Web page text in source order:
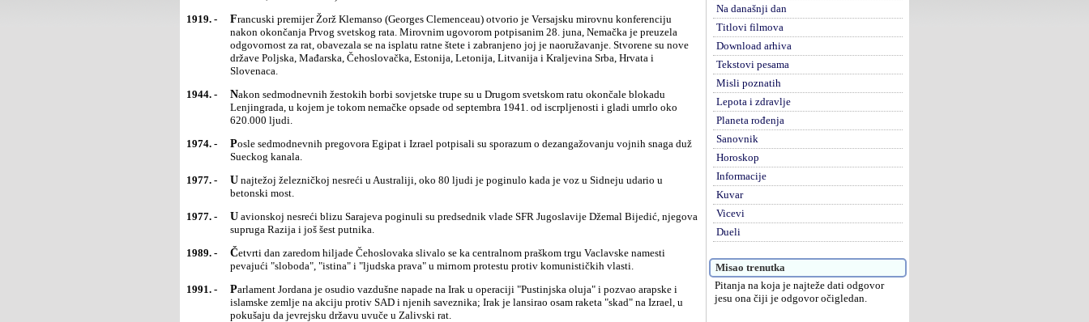
1919. -
Francuski premijer Žorž Klemanso (Georges Clemenceau) otvorio je Versajsku mirovnu konferenciju
nakon okončanja Prvog svetskog rata. Mirovnim ugovorom potpisanim 28. juna, Nemačka je preuzela
odgovornost za rat, obavezala se na isplatu ratne štete i zabranjeno joj je naoružavanje. Stvorene su nove
države Poljska, Mađarska, Čehoslovačka, Estonija, Letonija, Litvanija i Kraljevina Srba, Hrvata i
Slovenaca.
1944. -
Nakon sedmodnevnih žestokih borbi sovjetske trupe su u Drugom svetskom ratu okončale blokadu
Lenjingrada, u kojem je tokom nemačke opsade od septembra 1941. od iscrpljenosti i gladi umrlo oko
620.000 ljudi.
1974. -
Posle sedmodnevnih pregovora Egipat i Izrael potpisali su sporazum o dezangažovanju vojnih snaga duž
Sueckog kanala.
1977. -
U najtežoj železničkoj nesreći u Australiji, oko 80 ljudi je poginulo kada je voz u Sidneju udario u
betonski most.
1977. -
U avionskoj nesreći blizu Sarajeva poginuli su predsednik vlade SFR Jugoslavije Džemal Bijedić, njegova
supruga Razija i još šest putnika.
1989. -
Četvrti dan zaredom hiljade Čehoslovaka slivalo se ka centralnom praškom trgu Vaclavske namesti
pevajući "sloboda", "istina" i "ljudska prava" u mirnom protestu protiv komunističkih vlasti.
1991. -
Parlament Jordana je osudio vazdušne napade na Irak u operaciji "Pustinjska oluja" i pozvao arapske i
islamske zemlje na akciju protiv SAD i njenih saveznika; Irak je lansirao osam raketa "skad" na Izrael, u
pokušaju da jevrejsku državu uvuče u Zalivski rat.
Na današnji dan
Titlovi filmova
Download arhiva
Tekstovi pesama
Misli poznatih
Lepota i zdravlje
Planeta rođenja
Sanovnik
Horoskop
Informacije
Kuvar
Vicevi
Dueli
Misao trenutka
Pitanja na koja je najteže dati odgovor
jesu ona čiji je odgovor očigledan.